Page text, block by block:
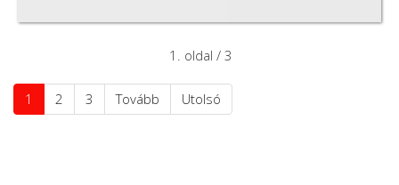
1. oldal / 3
1 2 3 Tovább Utolsó